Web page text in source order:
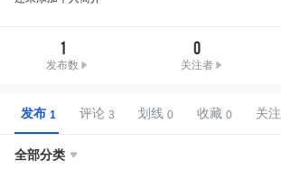
1
发布数
0
关注者
发布 评论 划线 收藏 关注
全部分类 